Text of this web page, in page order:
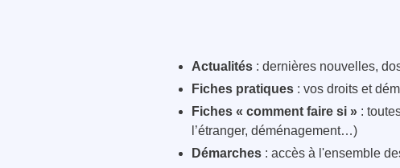
Actualités : dernières nouvelles,
Fiches pratiques : vos droits et
Fiches « comment faire si » :
l’étranger, déménagement…)
Démarches : accès à l'ensemble